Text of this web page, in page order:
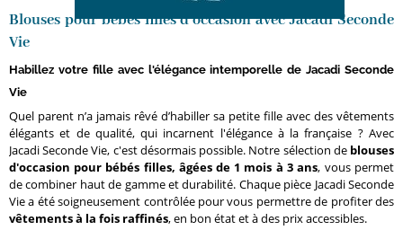
Blouses pour bébés filles d’occasion avec Jacadi Seconde
Vie
Habillez votre fille avec l'élégance intemporelle de Jacadi Seconde
Vie
Quel parent n’a jamais rêvé d’habiller sa petite fille avec des vêtements
élégants et de qualité, qui incarnent l'élégance à la française ? Avec
Jacadi Seconde Vie, c'est désormais possible. Notre sélection de blouses
d'occasion pour bébés filles, âgées de 1 mois à 3 ans, vous permet
de combiner haut de gamme et durabilité. Chaque pièce Jacadi Seconde
Vie a été soigneusement contrôlée pour vous permettre de profiter des
vêtements à la fois raffinés, en bon état et à des prix accessibles.